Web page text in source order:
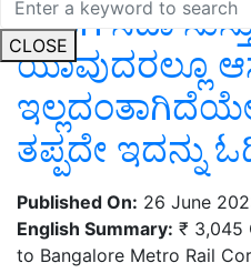
CLOSE
ನಿಮಗೆ ಸದಾ
ಯಾವುದರಲ್ಲೂ
ತಪ್ಪದೇ ಇದನ್ನು
Published On: 26 June
English Summary: ₹ 3,045
to Bangalore Metro Rail